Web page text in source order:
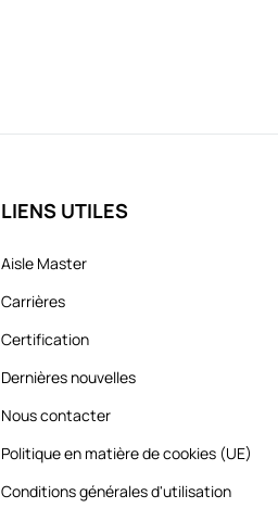
LIENS UTILES
Aisle Master
Carrières
Certification
Dernières nouvelles
Nous contacter
Politique en matière de cookies (UE)
Conditions générales d'utilisation